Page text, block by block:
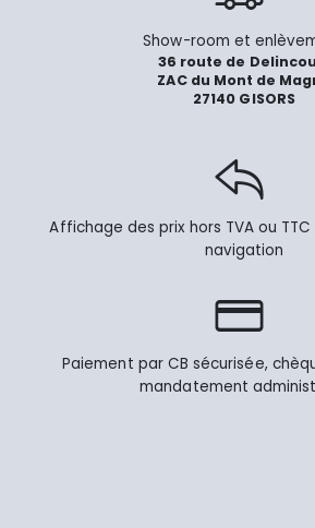
Show-room et
36 route de
ZAC du Mont de
27140 GISORS
Affichage des prix hors TVA ou
navigation
Paiement par CB sécurisée,
mandatement